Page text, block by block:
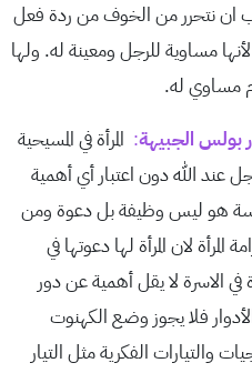
ان نتحرر من الخوف من ردة فعل
لأنها مساوية للرجل ومعينة له. ولها
مساوي له.
بولس الجبيهة: المرأة في المسيحية
عند الله دون اعتبار أي أهمية
هو ليس وظيفة بل دعوة ومن
لان المرأة لها دعوتها في
في الاسرة لا يقل أهمية عن دور
فلا يجوز وضع الكهنوت
والتيارات الفكرية مثل التيار